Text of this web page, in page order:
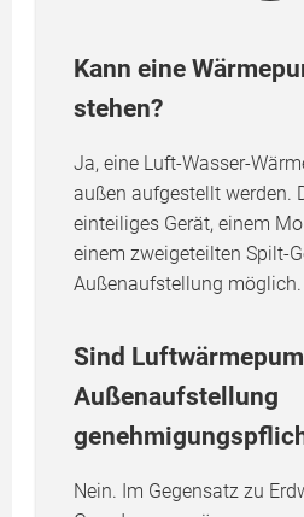
Kann eine
stehen?
Ja, eine Luft-Wasser-
außen aufgestellt werden.
einteiliges Gerät, einem
einem zweigeteilten Spilt-
Außenaufstellung möglich.
Sind
Außenaufstellung
Nein. Im Gegensatz zu